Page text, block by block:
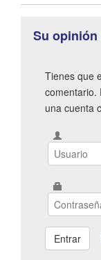
Su
Tienes que
comentario.
una cuenta